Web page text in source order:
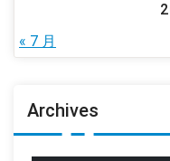
« 7 月
Archives